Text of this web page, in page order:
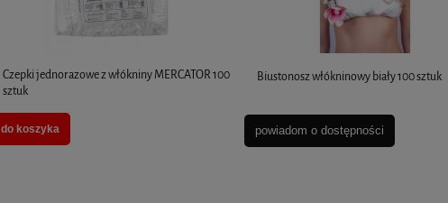
do koszyka do koszyka
Czepki jednorazowe z włókniny MERCATOR 100
sztuk
do koszyka
Biustonosz włókninowy biały 100 sztuk
powiadom o dostępności